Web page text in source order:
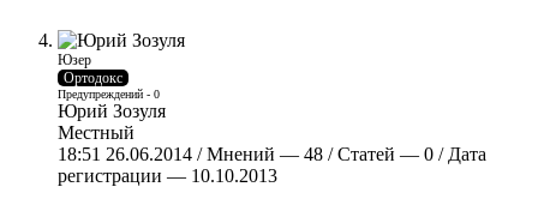
Юзер
Ортодокс
Предупреждений - 0
Юрий Зозуля
Местный
18:51 26.06.2014 / Мнений — 48 / Статей — 0 / Дата
регистрации — 10.10.2013